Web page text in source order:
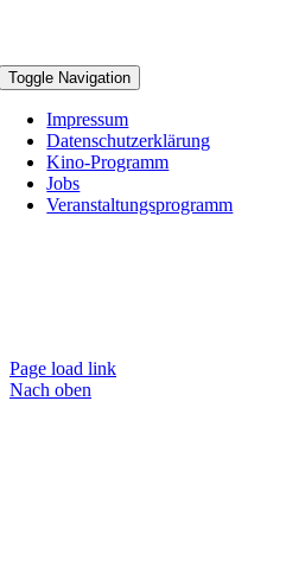
Toggle Navigation
Impressum
Datenschutzerklärung
Kino-Programm
Jobs
Veranstaltungsprogramm
Page load link
Nach oben